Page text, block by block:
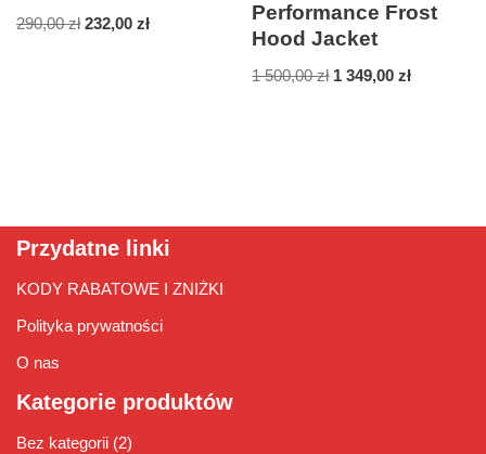
290,00zł 232,00 zł
Performance Frost
Hood Jacket
1 500,00zł 1 349,00zł
Przydatne linki
KODY RABATOWE I ZNIŻKI
Polityka prywatności
O nas
Kategorie produktów
Bez kategorii (2)